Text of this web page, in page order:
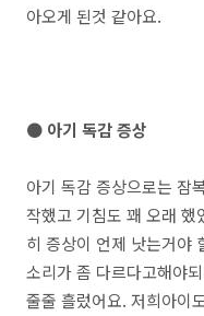
아오게 된것 같아요.
● 아기 독감 증상
아기 독감 증상으로는 잠
작했고 기침도 꽤 오래 했
히 증상이 언제 낫는거야
소리가 좀 다르다고해야
줄줄 흘렀어요. 저희아이